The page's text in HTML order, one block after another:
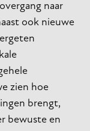
naar
ook nieuwe
zien hoe
brengt,
bewuste en